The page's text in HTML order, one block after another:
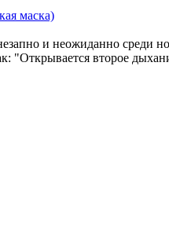
маска)
и неожиданно
"Открывается второе